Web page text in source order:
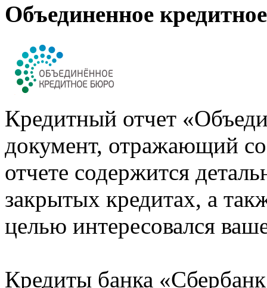
Объединенное
Кредитный отчет
документ, отражающий
отчете содержится
закрытых кредитах, а
целью интересовался
Кредиты банка